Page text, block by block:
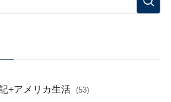
+アメリカ生活 (53)